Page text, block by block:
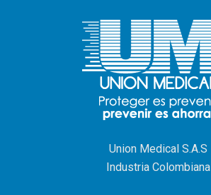
Union Medical S.A.S
Industria Colombiana